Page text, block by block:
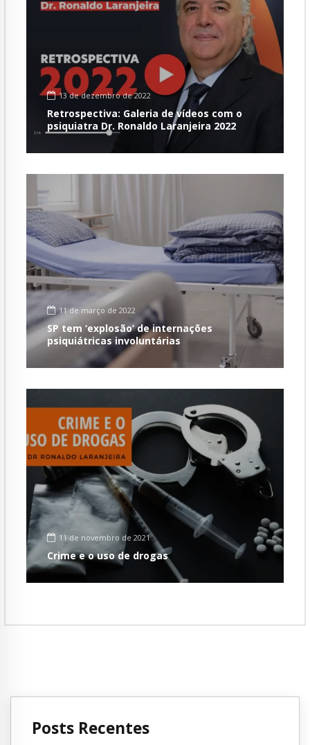
13 de dezembro de 2022
Retrospectiva: Galeria de vídeos com o
psiquiatra Dr. Ronaldo Laranjeira 2022
11 de março de 2022
SP tem ‘explosão’ de internações
psiquiátricas involuntárias
11 de novembro de 2021
Crime e o uso de drogas
Posts Recentes